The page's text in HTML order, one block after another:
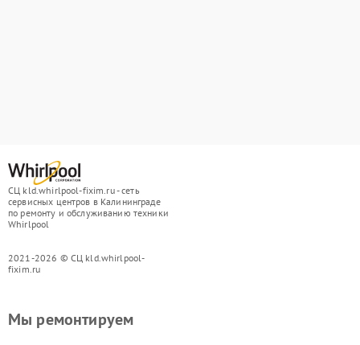
СЦ kld.whirlpool-fixim.ru - сеть
сервисных центров в Калининграде
по ремонту и обслуживанию техники
Whirlpool
2021-2026 © СЦ kld.whirlpool-
fixim.ru
Мы ремонтируем